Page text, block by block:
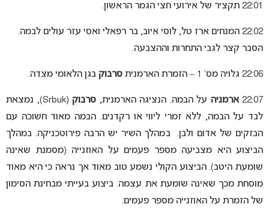
22:01 תקציר של אירועי חצי הגמר הראשון.
22:02 המנחים ארז טל, לוסי איוב, בר רפאלי ואסי עזר עולים לבמה.
הסבר קצר לגבי התחרות וההצבעה.
22:06 גלויה מס’ 1 – הזמרת הארמנית סרבוק בגן הלאומי מצדה.
22:07 ארמניה על הבמה. הנציגה הארמנית, סרבוק
(Srbuk), נמצאת
לבד על הבמה, ללא זמרי ליווי או רקדנים. הבמה מאוד חשוכה עם
הבזקים של אדום ולבן. במהלך השיר יש הרבה פירוטכניקה. במהלך
הביצוע היא מצביעה מספר פעמים על האוזנייה (מסמנת שאינה
שומעת היטב). הביצוע הקולי נשמע טוב מאוד אך נראה כי היא מאוד
מוסחת מכך שאינה שומעת את עצמה. ביצוע בעייתי מבחינת הסימון
של הזמרת על האוזנייה מספר פעמים.